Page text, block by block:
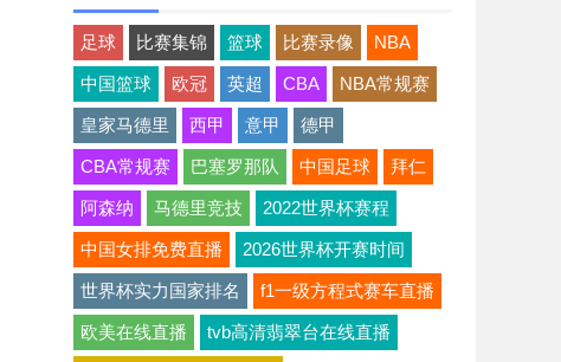
足球 比赛集锦 篮球 比赛录像 NBA
中国篮球 欧冠 英超 CBA NBA常规赛
皇家马德里 西甲 意甲 德甲
CBA常规赛 巴塞罗那队 中国足球 拜仁
阿森纳 马德里竞技 2022世界杯赛程
中国女排免费直播 2026世界杯开赛时间
世界杯实力国家排名 f1一级方程式赛车直播
欧美在线直播 tvb高清翡翠台在线直播